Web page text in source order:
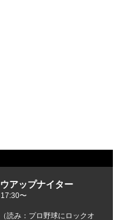
アップナイター
〜
読み：プロ野球にロックオ